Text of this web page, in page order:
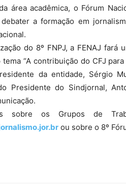
área acadêmica, o Fórum
a formação em
do 8º FNPJ, a FENAJ
“A contribuição do CFJ
da entidade, Sérgio
Presidente do Sindjornal,
sobre os Grupos de
ou sobre o 8º